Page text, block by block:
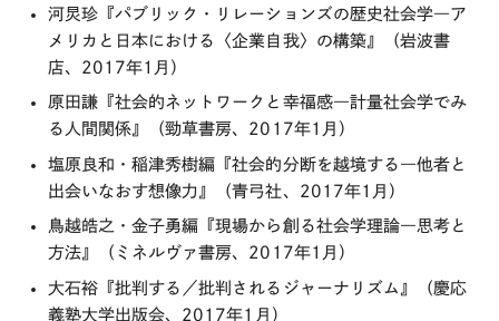
河炅珍『パブリック・リレーションズの歴史社会学―ア
メリカと日本における〈企業自我〉の構築』（岩波書
店、2017年1月）
原田謙『社会的ネットワークと幸福感―計量社会学でみ
る人間関係』（勁草書房、2017年1月）
塩原良和・稲津秀樹編『社会的分断を越境する―他者と
出会いなおす想像力』（青弓社、2017年1月）
鳥越皓之・金子勇編『現場から創る社会学理論―思考と
方法』（ミネルヴァ書房、2017年1月）
大石裕『批判する／批判されるジャーナリズム』（慶応
義塾大学出版会、2017年1月）